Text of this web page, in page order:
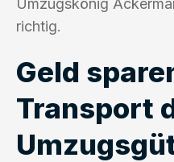
Umzugskönig
richtig.
Geld
Transport